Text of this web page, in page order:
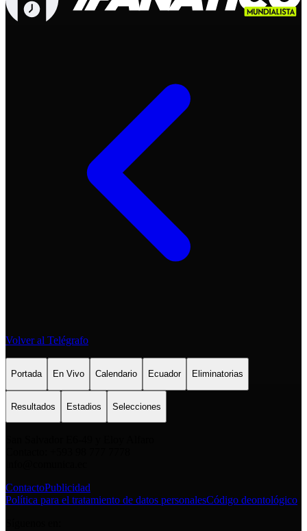
Volver al Telégrafo
Portada En Vivo Calendario Ecuador Eliminatorias
Resultados Estadios Selecciones
ContactoPublicidad
Política para el tratamiento de datos personalesCódigo deontológico